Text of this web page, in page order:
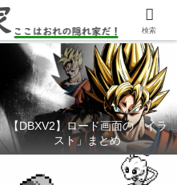
「ここれ家」
【DBXV2】ロード画面の「イラ
スト」まとめ
検索